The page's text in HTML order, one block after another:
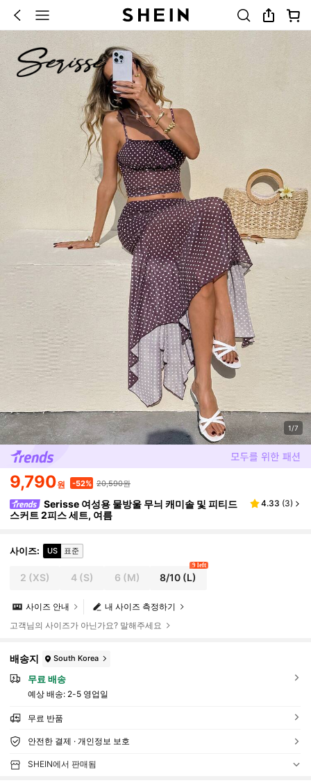
1/7
9,790원 -52% 20,590원
Serisse 여성용 물방울 무늬 캐미솔 및 피티드
스커트 2피스 세트, 여름
4.33 (3)
사이즈: US 표준
2 (XS) 4(S) 6 (M) 8/10 (L)
9 left
내 사이즈 측정하기
사이즈 안내
고객님의 사이즈가 아닌가요? 말해주세요
배송지 South Korea
무료 배송
예상 배송: 2-5 영업일
무료 반품
안전한 결제 · 개인정보 보호
SHEIN에서 판매됨